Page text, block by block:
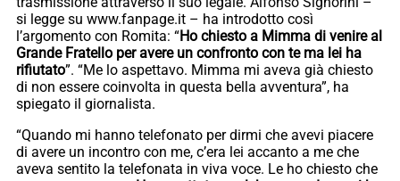
si legge su www.fanpage.it – ha introdotto così
l’argomento con Romita: “Ho chiesto a Mimma di venire al
Grande Fratello per avere un confronto con te ma lei ha
rifiutato”. “Me lo aspettavo. Mimma mi aveva già chiesto
di non essere coinvolta in questa bella avventura”, ha
spiegato il giornalista.
“Quando mi hanno telefonato per dirmi che avevi piacere
di avere un incontro con me, c’era lei accanto a me che
aveva sentito la telefonata in viva voce. Le ho chiesto che